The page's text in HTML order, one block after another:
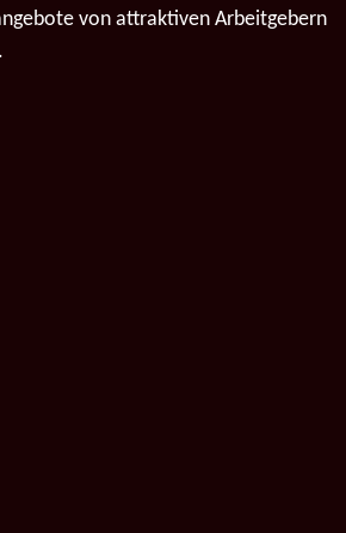
von attraktiven Arbeitgebern